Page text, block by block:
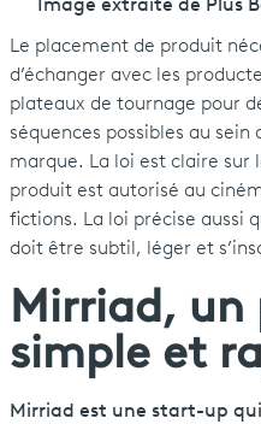
Image extraite de Plus
Le placement de produit
d’échanger avec les
plateaux de tournage pour
séquences possibles au
marque. La loi est claire sur
produit est autorisé au
fictions. La loi précise aussi
doit être subtil, léger et
Mirriad, un
simple et
Mirriad est une start-up